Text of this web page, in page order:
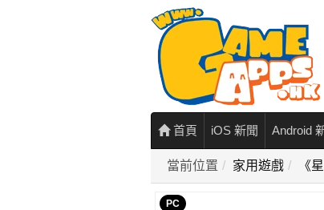
首頁 iOS 新聞 Android
當前位置 家用遊戲 《
PC